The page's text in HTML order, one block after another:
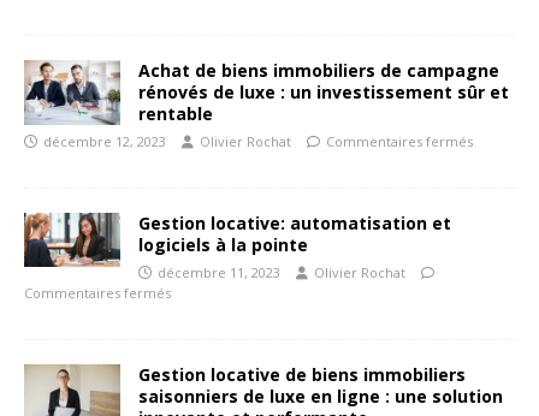
Achat de biens immobiliers de campagne
rénovés de luxe : un investissement sûr et
rentable
décembre 12, 2023 Olivier Rochat Commentaires fermés
Gestion locative: automatisation et
logiciels à la pointe
décembre 11, 2023
Olivier Rochat
Commentaires fermés
Gestion locative de biens immobiliers
saisonniers de luxe en ligne : une solution